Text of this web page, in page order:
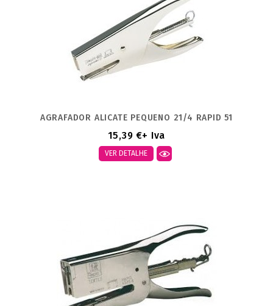
AGRAFADOR ALICATE PEQUENO 21/4 RAPID 51
15,39 €+ Iva
VER DETALHE